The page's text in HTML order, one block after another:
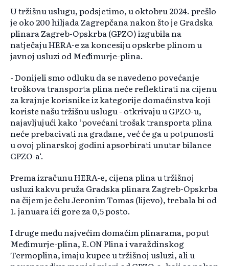
U tržišnu uslugu, podsjetimo, u oktobru 2024. prešlo
je oko 200 hiljada Zagrepčana nakon što je Gradska
plinara Zagreb-Opskrba (GPZO) izgubila na
natječaju HERA-e za koncesiju opskrbe plinom u
javnoj usluzi od Međimurje-plina.
- Donijeli smo odluku da se navedeno povećanje
troškova transporta plina neće reflektirati na cijenu
za krajnje korisnike iz kategorije domaćinstva koji
koriste našu tržišnu uslugu - otkrivaju u GPZO-u,
najavljujući kako ‘povećani trošak transporta plina
neće prebacivati na građane, već će ga u potpunosti
u ovoj plinarskoj godini apsorbirati unutar bilance
GPZO-a‘.
Prema izračunu HERA-e, cijena plina u tržišnoj
usluzi kakvu pruža Gradska plinara Zagreb-Opskrba
na čijem je čelu Jeronim Tomas (lijevo), trebala bi od
1. januara ići gore za 0,5 posto.
I druge među najvećim domaćim plinarama, poput
Međimurje-plina, E.ON Plina i varaždinskog
Termoplina, imaju kupce u tržišnoj usluzi, ali u